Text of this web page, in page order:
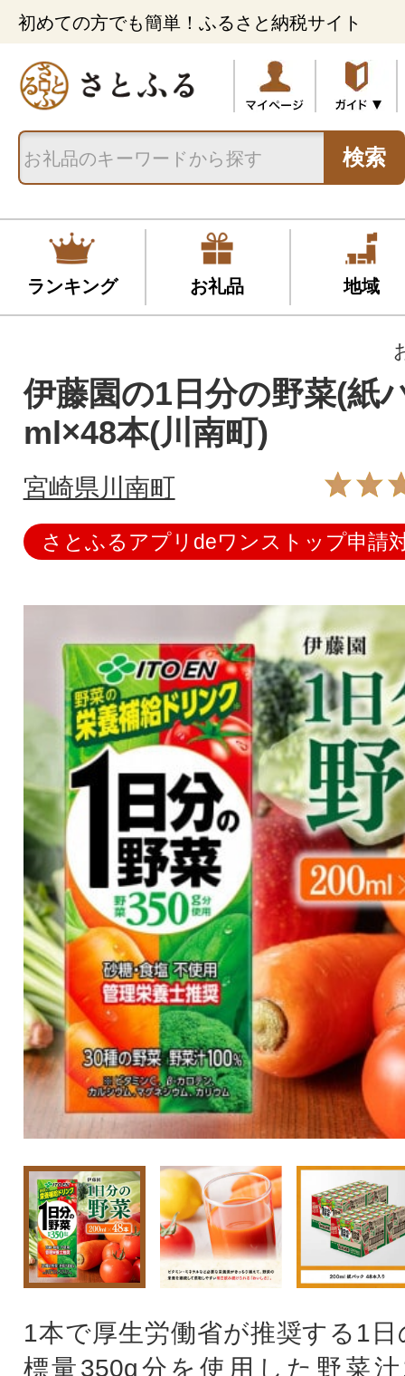
初めての方でも簡単！ふるさと納税サイト
検索
ランキング お礼品 地域
伊藤園の1日分の野菜(紙
ml×48本(川南町)
宮崎県川南町
さとふるアプリdeワンストップ申請
1本で厚生労働省が推奨する1
標量350g分を使用した野菜